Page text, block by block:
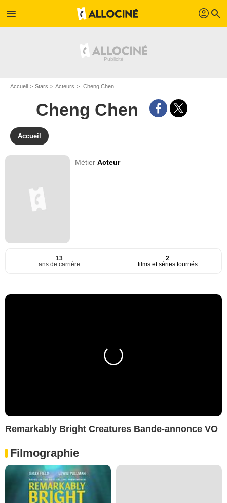
menu profil search
Accueil Stars Acteurs Cheng Chen
Cheng Chen
Accueil
MétierActeur
13
ans de carrière
2
films et séries tournés
Remarkably Bright Creatures Bande-annonce VO
Filmographie